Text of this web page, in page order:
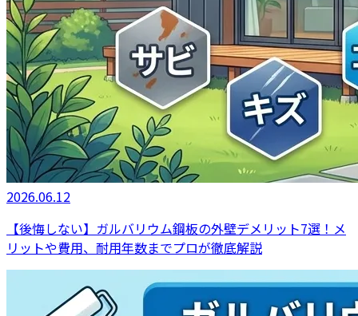
2026.06.12
【後悔しない】ガルバリウム鋼板の外壁デメリット7選！メ
リットや費用、耐用年数までプロが徹底解説